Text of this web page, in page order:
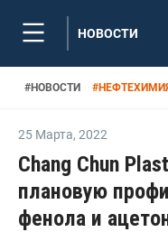
НОВОСТИ
#НОВОСТИ #
25 Марта, 2022
Chang Chun
плановую
фенола и